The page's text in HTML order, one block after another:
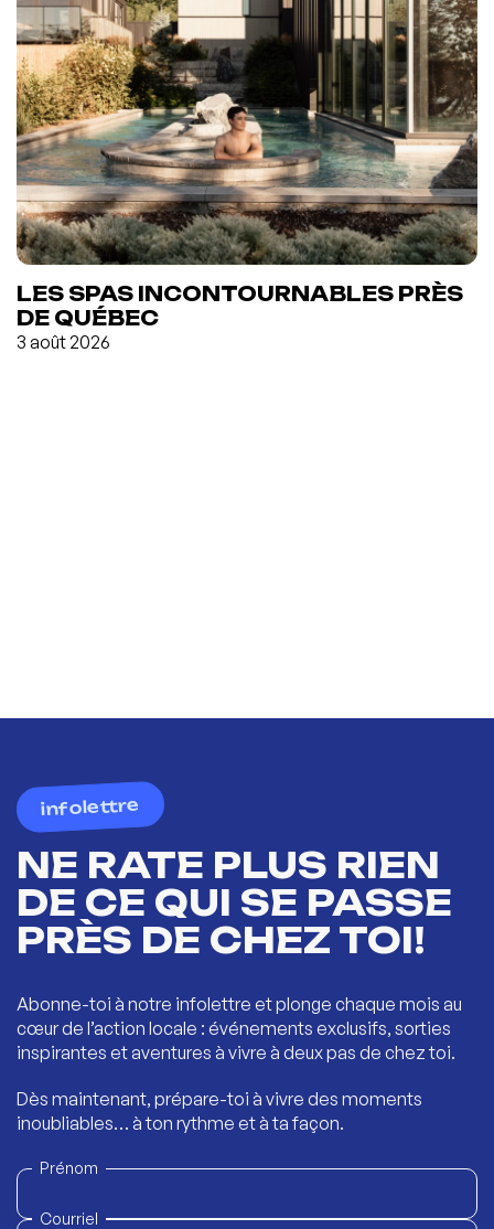
LES SPAS INCONTOURNABLES PRÈS
DE QUÉBEC
3 août 2026
infolettre
NE RATE PLUS RIEN
DE CE QUI SE PASSE
PRÈS DE CHEZ TOI!
Abonne-toi à notre infolettre et plonge chaque mois au
cœur de l’action locale : événements exclusifs, sorties
inspirantes et aventures à vivre à deux pas de chez toi.
Dès maintenant, prépare-toi à vivre des moments
inoubliables… à ton rythme et à ta façon.
Prénom
Courriel